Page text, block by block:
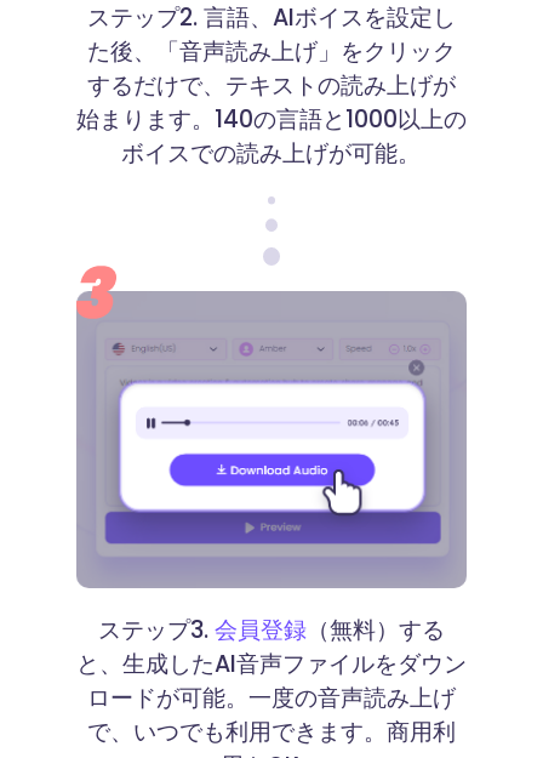
ステップ2. 言語、AIボイスを設定し
た後、「音声読み上げ」をクリック
するだけで、テキストの読み上げが
始まります。140の言語と1000以上の
ボイスでの読み上げが可能。
ステップ3.会員登録（無料）する
と、生成したAI音声ファイルをダウン
ロードが可能。一度の音声読み上げ
で、いつでも利用できます。商用利